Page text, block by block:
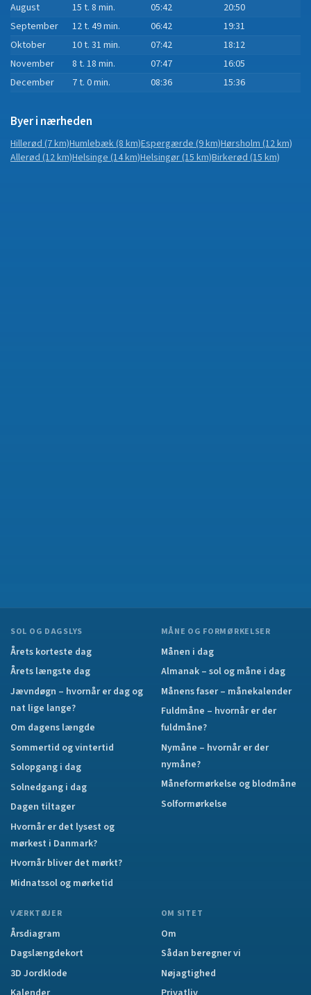
August
15 t. 8 min. 05:42
20:50
September
12 t. 49 min. 06:42
19:31
Oktober
10 t. 31 min. 07:42
18:12
November
8 t. 18 min. 07:47
16:05
December
7 t. 0 min. 08:36 15:36
Byer i nærheden
Hillerød(7 km)Humlebæk(8 km)Espergærde(9 km)Hørsholm(12 km)
Allerød(12 km)Helsinge(14 km)Helsingør(15 km)Birkerød(15 km)
SOL OG DAGSLYS
Årets korteste dag
Årets længste dag
Jævndøgn – hvornår er dag og
nat lige lange?
Om dagens længde
Sommertid og vintertid
Solopgang i dag
Solnedgang i dag
Dagen tiltager
Hvornår er det lysest og
mørkest i Danmark?
Hvornår bliver det mørkt?
Midnatssol og mørketid
MÅNE OG FORMØRKELSER
Månen i dag
Almanak – sol og måne i dag
Månens faser – månekalender
Fuldmåne – hvornår er der
fuldmåne?
Nymåne – hvornår er der
nymåne?
Måneformørkelse og blodmåne
Solformørkelse
VÆRKTØJER
Årsdiagram
Dagslængdekort
3D Jordklode
OM SITET
Om
Sådan beregner vi
Nøjagtighed